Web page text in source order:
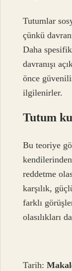
Tutumlar
çünkü
Daha
davranışı
önce
ilgilenirler.
Tutum
Bu teoriye
reddetme
karşılık,
farklı
olasılıkları
Tarih: